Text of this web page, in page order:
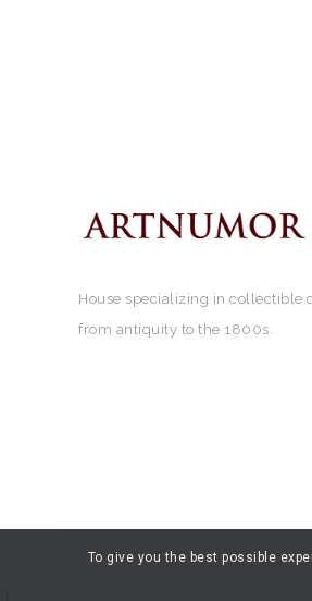
House specializing in collectible
from antiquity to the 1800s.
To give you the best possible